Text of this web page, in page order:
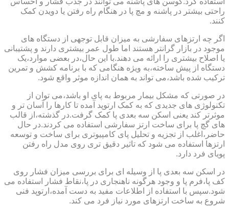
راحتی بیشتر در پاشنه و مچ پا در هنگام راه رفتن یا دویدن کمک
کنند.
اگر چه ارتزهای سفارشی به میزان قابل توجهی از دستگاه های
موجود در بازار گرانتر هستند اما طول عمر بیشتری دارند و پشتیبانی
یا اصلاح بیشتری را ارائه می دهند.با این حال،در بعضی موارد،یک
دستگاه از پیش ساخته،به ویژه هنگامی که با برنامه کشش و تمرین
ترکیب شده باشد،می تواند به همان اندازه موثر واقع شود.
در صورتی که مشکل بیمار مربوط به پای او باشد،می توان از
تکنولوژی های جدیدی که به کمک ارتوپد آمده تا کارها را آسان تر و
موثرتر کند یعنی اسکن سه بعدی پا کمک گرفت.در گذشته،از قالب
های گچ پا برای ساخت ارتز سفارشی استفاده می کردند.در حال
حاضر،اغلب از تجزیه و تحلیل پای کامپیوتری برای ساخت و توسعه
ارتزها استفاده می شود که تاثیر دقیق تری روی مدل راه رفتن
پویای فرد دارد.
در اسکن سه بعدی پا از وسیله ای برای بررسی میزان فشار روی
کف پا،فرم پا و وجود هرگونه ناهنجاری در پا،نقاط فشار استفاده می
شود.سپس با استفاده از اطلاعات مفید به دست آمده،ارتوپد فنی
شروع به ساخت ارتزهای مورد نیاز فرد می کند.